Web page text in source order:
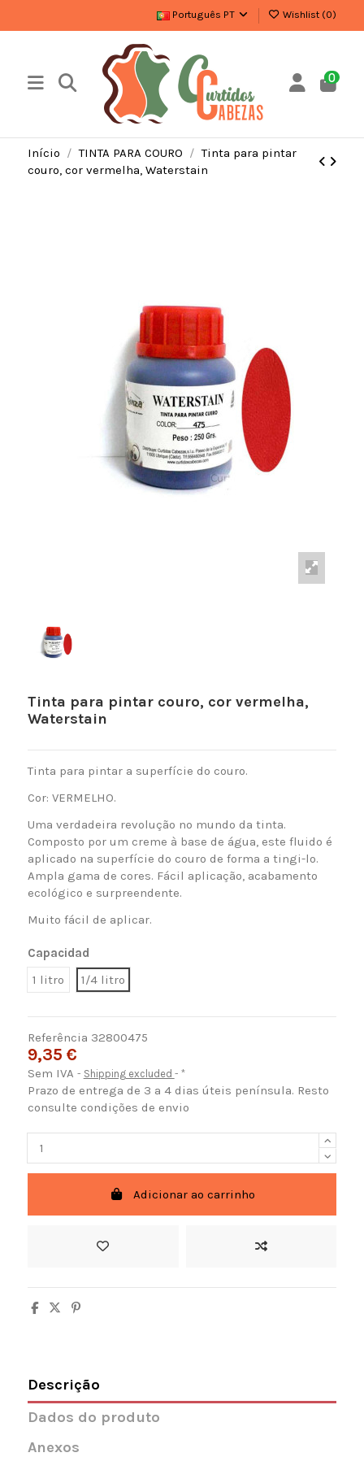
Português PT Wishlist (0)
0
Início TINTA PARA COURO
Tinta para pintar
couro, cor vermelha, Waterstain
Tinta para pintar couro, cor vermelha,
Waterstain
Tinta para pintar a superfície do couro.
Cor: VERMELHO.
Uma verdadeira revolução no mundo da tinta.
Composto por um creme à base de água, este fluido é
aplicado na superfície do couro de forma a tingi-lo.
Ampla gama de cores. Fácil aplicação, acabamento
ecológico e surpreendente.
Muito fácil de aplicar.
Capacidad
1 litro
1/4 litro
Referência 32800475
9,35 €
Sem IVA Shipping excluded *
Prazo de entrega de 3 a 4 dias úteis península. Resto
consulte condições de envio
Adicionar ao carrinho
Descrição
Dados do produto
Anexos